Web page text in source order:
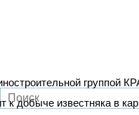
группой
к добыче известняка в